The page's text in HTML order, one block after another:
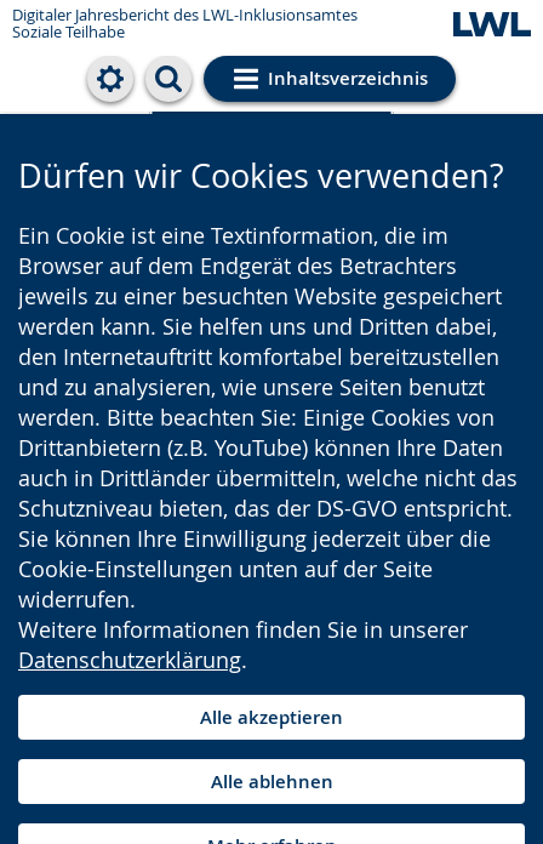
Digitaler Jahresbericht des LWL-Inklusionsamtes
Soziale Teilhabe
Inhaltsverzeichnis
Cookie-Einstellungen
Dürfen wir Cookies verwenden?
Ein Cookie ist eine Textinformation, die im
Browser auf dem Endgerät des Betrachters
jeweils zu einer besuchten Website gespeichert
werden kann. Sie helfen uns und Dritten dabei,
den Internetauftritt komfortabel bereitzustellen
und zu analysieren, wie unsere Seiten benutzt
werden. Bitte beachten Sie: Einige Cookies von
Drittanbietern (z.B. YouTube) können Ihre Daten
auch in Drittländer übermitteln, welche nicht das
Schutzniveau bieten, das der DS-GVO entspricht.
Sie können Ihre Einwilligung jederzeit über die
Cookie-Einstellungen unten auf der Seite
widerrufen.
Weitere Informationen finden Sie in unserer
Datenschutzerklärung.
Alle akzeptieren
Alle ablehnen